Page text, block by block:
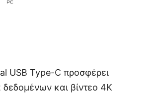
USB Type-C προσφέρει
και βίντεο 4K